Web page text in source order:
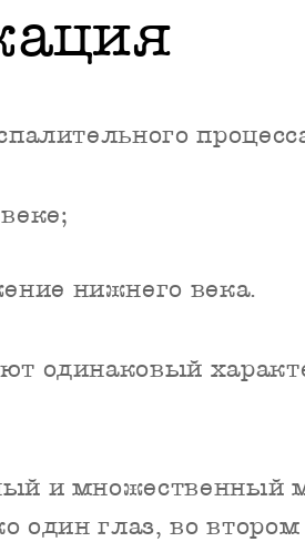
нижнего века.
одинаковый
и множественный
один глаз, во втором